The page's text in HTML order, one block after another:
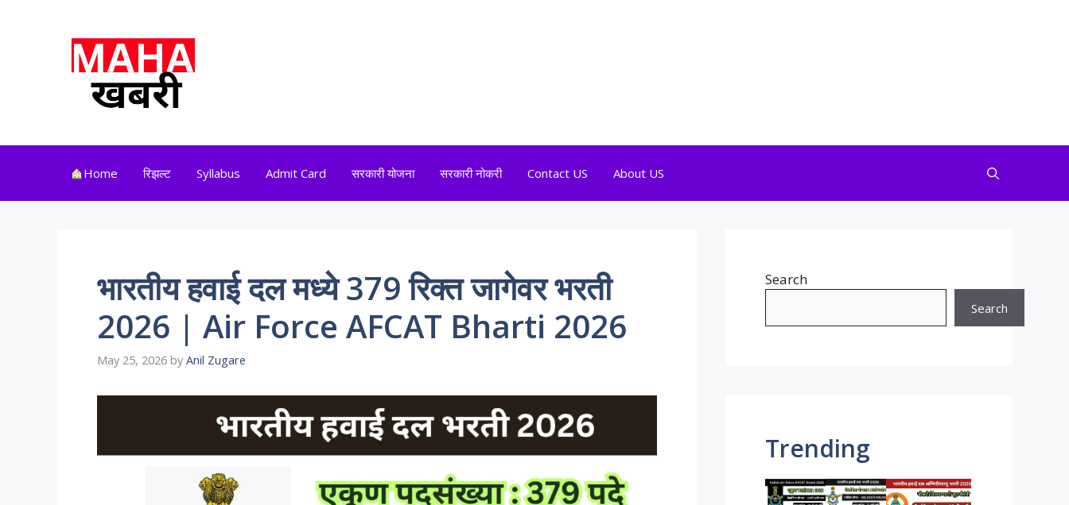
Home रिझल्ट Syllabus Admit Card सरकारी योजना सरकारी नोकरी Contact US About US
भारतीय हवाई दल मध्ये 379 रिक्त जागेवर भरती
2026 | Air Force AFCAT Bharti 2026
May 25, 2026 by Anil Zugare
Search
Search
Trending